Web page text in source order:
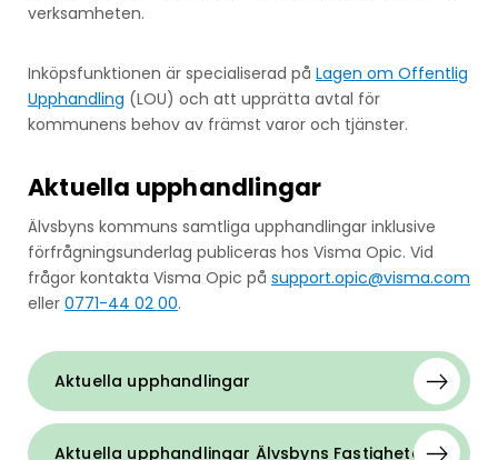
verksamheten.
Inköpsfunktionen är specialiserad på Lagen om Offentlig
Upphandling (LOU) och att upprätta avtal för
kommunens behov av främst varor och tjänster.
Aktuella upphandlingar
Älvsbyns kommuns samtliga upphandlingar inklusive
förfrågningsunderlag publiceras hos Visma Opic. Vid
frågor kontakta Visma Opic på support.opic@visma.com
eller 0771-44 02 00.
Aktuella upphandlingar
Aktuella upphandlingar Älvsbyns Fastigheter